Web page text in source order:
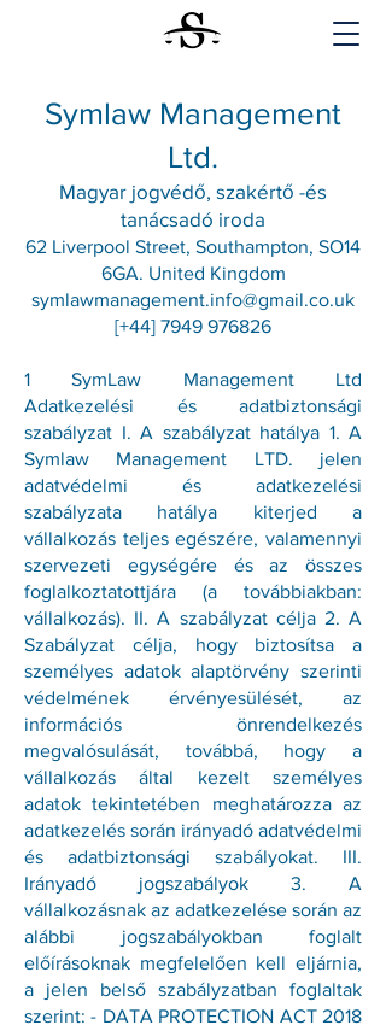
Symlaw Management
Ltd.
Magyar jogvédő, szakértő -és
tanácsadó iroda
62 Liverpool Street, Southampton, SO14
6GA. United Kingdom
symlawmanagement.info@gmail.co.uk
[+44] 7949 976826
1 SymLaw Management Ltd
Adatkezelési és adatbiztonsági
szabályzat I. A szabályzat hatálya 1. A
Symlaw Management LTD. jelen
adatvédelmi és adatkezelési
szabályzata hatálya kiterjed a
vállalkozás teljes egészére, valamennyi
szervezeti egységére és az összes
foglalkoztatottjára (a továbbiakban:
vállalkozás). II. A szabályzat célja 2. A
Szabályzat célja, hogy biztosítsa a
személyes adatok alaptörvény szerinti
védelmének érvényesülését, az
információs önrendelkezés
megvalósulását, továbbá, hogy a
vállalkozás által kezelt személyes
adatok tekintetében meghatározza az
adatkezelés során irányadó adatvédelmi
és adatbiztonsági szabályokat. III.
Irányadó jogszabályok 3. A
vállalkozásnak az adatkezelése során az
alábbi jogszabályokban foglalt
előírásoknak megfelelően kell eljárnia,
a jelen belső szabályzatban foglaltak
szerint: - DATA PROTECTION ACT 2018